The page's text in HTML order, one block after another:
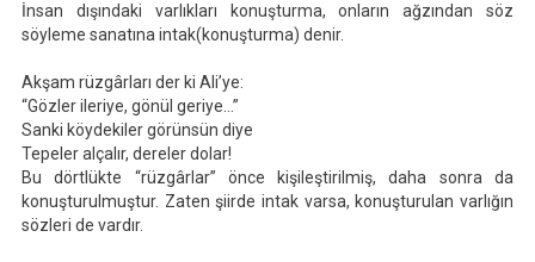
İnsan dışındaki varlıkları konuşturma, onların ağzından söz
söyleme sanatına intak(konuşturma) denir.
Akşam rüzgârları der ki Ali’ye:
“Gözler ileriye, gönül geriye…”
Sanki köydekiler görünsün diye
Tepeler alçalır, dereler dolar!
Bu dörtlükte “rüzgârlar” önce kişileştirilmiş, daha sonra da
konuşturulmuştur. Zaten şiirde intak varsa, konuşturulan varlığın
sözleri de vardır.